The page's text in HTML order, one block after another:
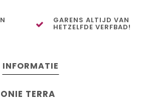
GARENS ALTIJD VAN
HETZELFDE VERFBAD!
INFORMATIE
TERRA